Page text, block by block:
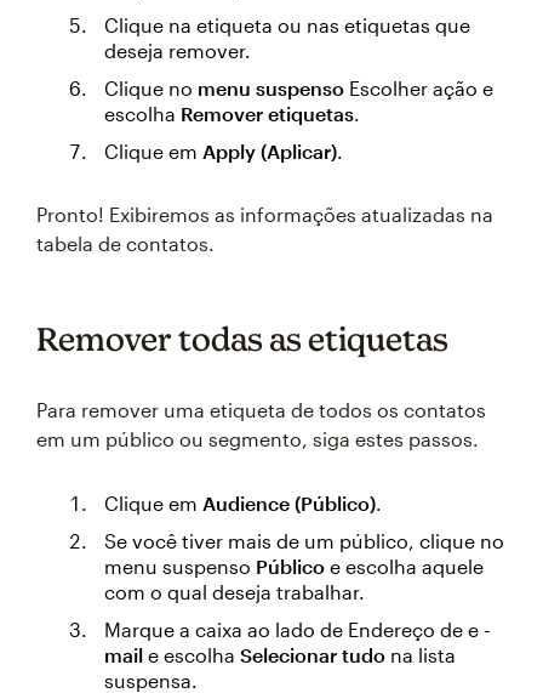
Clique na etiqueta ou nas etiquetas que
deseja remover.
Clique no menu suspenso Escolher ação e
escolha Remover etiquetas
Clique em Apply (Aplicar)
Pronto! Exibiremos as informações atualizadas na
tabela de contatos.
Remover todas as etiquetas
Para remover uma etiqueta de todos os contatos
em um público ou segmento, siga estes passos.
Clique em Audience (Público)
Se você tiver mais de um público, clique no
menu suspenso Público e escolha aquele
com o qual deseja trabalhar.
Marque a caixa ao lado de Endereço de e -
mail e escolha Selecionar tudo na lista
suspensa.